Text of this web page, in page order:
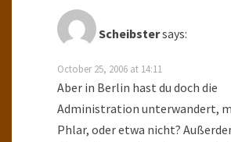
Scheibstersays:
October 25, 2006 at 14:11
Aber in Berlin hast du doch die
Administration unterwandert,
Phlar, oder etwa nicht?